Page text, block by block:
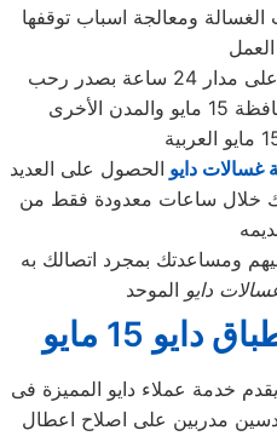
ومعالجة اسباب توقفها
بصدر رحب
بجميع خطوط السير في محافظة 15 مايو والمدن الأخرى
غسالات دايو الحصول على العديد
ومساعدتك بمجرد اتصالك به
دايو
15 مايو
خدمة عملاء دايو المميزة فى
مدربين على اصلاح اعطال